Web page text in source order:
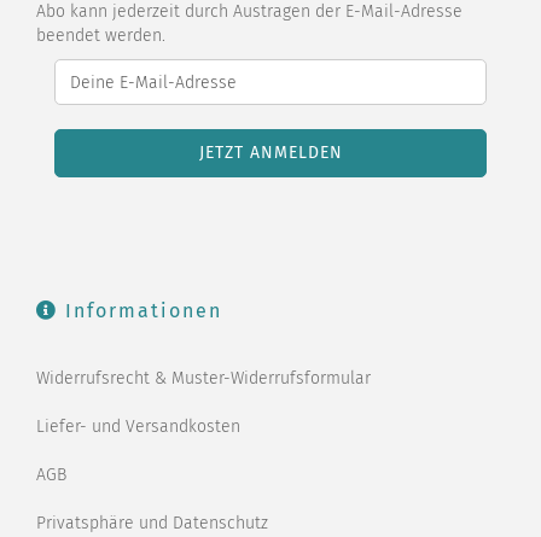
Abo kann jederzeit durch Austragen der E-Mail-Adresse
beendet werden.
Informationen
Widerrufsrecht & Muster-Widerrufsformular
Liefer- und Versandkosten
AGB
Privatsphäre und Datenschutz